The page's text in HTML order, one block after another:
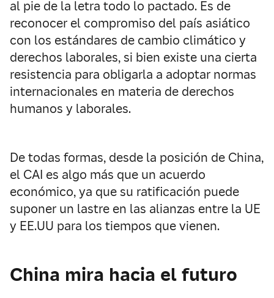
al pie de la letra todo lo pactado. Es de
reconocer el compromiso del país asiático
con los estándares de cambio climático y
derechos laborales, si bien existe una cierta
resistencia para obligarla a adoptar normas
internacionales en materia de derechos
humanos y laborales.
De todas formas, desde la posición de China,
el CAI es algo más que un acuerdo
económico, ya que su ratificación puede
suponer un lastre en las alianzas entre la UE
y EE.UU para los tiempos que vienen.
China mira hacia el futuro